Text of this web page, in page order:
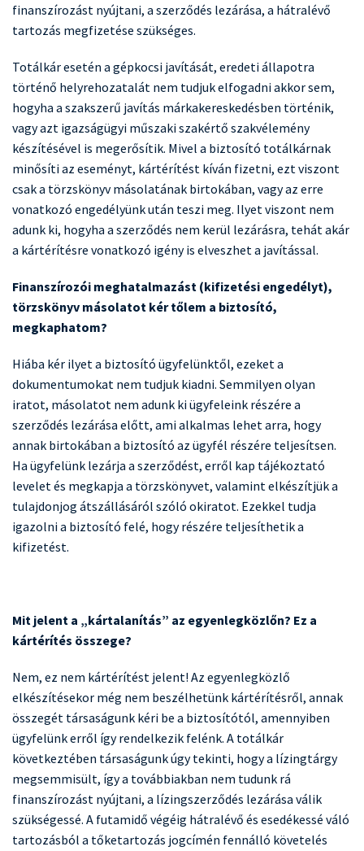
finanszírozást nyújtani, a szerződés lezárása, a hátralévő
tartozás megfizetése szükséges.
Totálkár esetén a gépkocsi javítását, eredeti állapotra
történő helyrehozatalát nem tudjuk elfogadni akkor sem,
hogyha a szakszerű javítás márkakereskedésben történik,
vagy azt igazságügyi műszaki szakértő szakvélemény
készítésével is megerősítik. Mivel a biztosító totálkárnak
minősíti az eseményt, kártérítést kíván fizetni, ezt viszont
csak a törzskönyv másolatának birtokában, vagy az erre
vonatkozó engedélyünk után teszi meg. Ilyet viszont nem
adunk ki, hogyha a szerződés nem kerül lezárásra, tehát akár
a kártérítésre vonatkozó igény is elveszhet a javítással.
Finanszírozói meghatalmazást (kifizetési engedélyt),
törzskönyv másolatot kér tőlem a biztosító,
megkaphatom?
Hiába kér ilyet a biztosító ügyfelünktől, ezeket a
dokumentumokat nem tudjuk kiadni. Semmilyen olyan
iratot, másolatot nem adunk ki ügyfeleink részére a
szerződés lezárása előtt, ami alkalmas lehet arra, hogy
annak birtokában a biztosító az ügyfél részére teljesítsen.
Ha ügyfelünk lezárja a szerződést, erről kap tájékoztató
levelet és megkapja a törzskönyvet, valamint elkészítjük a
tulajdonjog átszállásáról szóló okiratot. Ezekkel tudja
igazolni a biztosító felé, hogy részére teljesíthetik a
kifizetést.
Mit jelent a „kártalanítás” az egyenlegközlőn? Ez a
kártérítés összege?
Nem, ez nem kártérítést jelent! Az egyenlegközlő
elkészítésekor még nem beszélhetünk kártérítésről, annak
összegét társaságunk kéri be a biztosítótól, amennyiben
ügyfelünk erről így rendelkezik felénk. A totálkár
következtében társaságunk úgy tekinti, hogy a lízingtárgy
megsemmisült, így a továbbiakban nem tudunk rá
finanszírozást nyújtani, a lízingszerződés lezárása válik
szükségessé. A futamidő végéig hátralévő és esedékessé váló
tartozásból a tőketartozás jogcímén fennálló követelés